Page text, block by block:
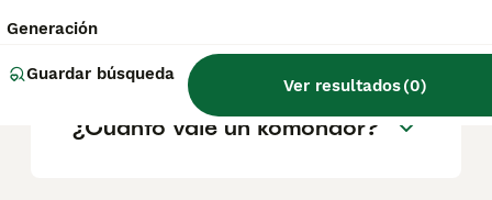
Generación
Guardar búsqueda
Ver resultados(0)
¿Los komondors son buenas
mascotas?
¿Cuánto vale un komondor?